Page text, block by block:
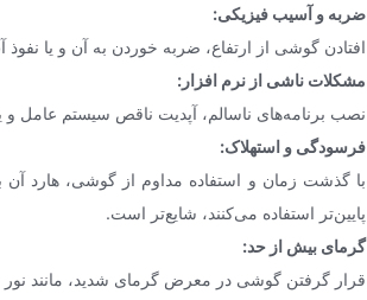
ضربه و آسیب فیزیکی:
افتادن گوشی از ارتفاع، ضربه خوردن به آن و یا
مشکلات ناشی از نرم افزار :
نصب برنامه‌های ناسالم، آپدیت ناقص سیستم عامل و
فرسودگی و استهلاک:
با گذشت زمان و استفاده مداوم از گوشی، هارد
پایین‌تر استفاده می‌کنند، شایع‌تر است.
گرمای بیش از حد:
قرار گرفتن گوشی در معرض گرمای شدید، مانند